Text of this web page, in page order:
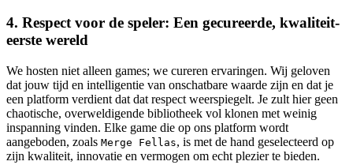
4. Respect voor de speler: Een gecureerde, kwaliteit-
eerste wereld
We hosten niet alleen games; we cureren ervaringen. Wij geloven
dat jouw tijd en intelligentie van onschatbare waarde zijn en dat je
een platform verdient dat dat respect weerspiegelt. Je zult hier geen
chaotische, overweldigende bibliotheek vol klonen met weinig
inspanning vinden. Elke game die op ons platform wordt
aangeboden, zoals Merge Fellas, is met de hand geselecteerd op
zijn kwaliteit, innovatie en vermogen om echt plezier te bieden.